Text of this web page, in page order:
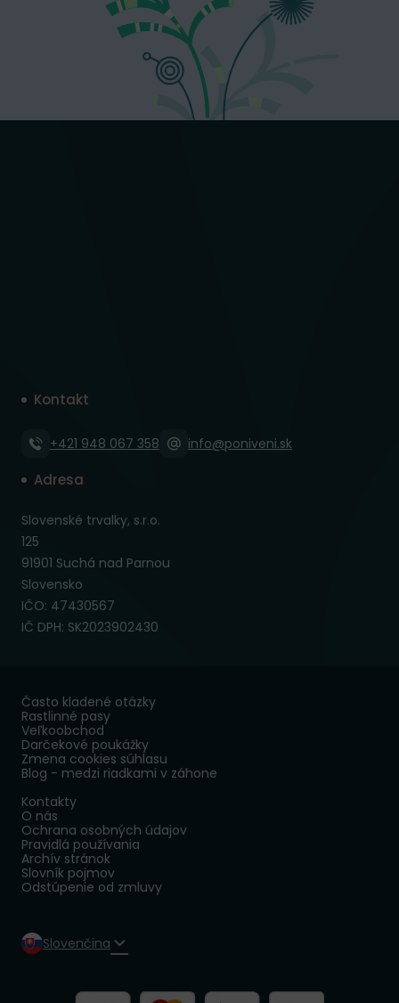
Kontakt
+421 948 067 358 info@poniveni.sk
Adresa
Slovenské trvalky, s.r.o.
125
91901 Suchá nad Parnou
Slovensko
IČO: 47430567
IČ DPH: SK2023902430
Často kladené otázky
Rastlinné pasy
Veľkoobchod
Darčekové poukážky
Zmena cookies súhlasu
Blog - medzi riadkami v záhone
Kontakty
O nás
Ochrana osobných údajov
Pravidlá používania
Archív stránok
Slovník pojmov
Odstúpenie od zmluvy
Slovenčina